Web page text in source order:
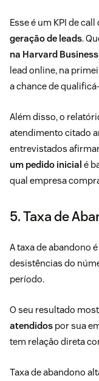
Esse é um KPI de
geração de leads.
na Harvard
lead online, na
a chance de
Além disso, o
atendimento citado
entrevistados
um pedido inicial é
qual empresa
5. Taxa de
A taxa de abandono
desistências do
período.
O seu resultado
atendidos por sua
tem relação direta
Taxa de abandono